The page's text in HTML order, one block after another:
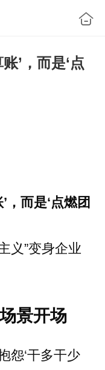
’，而是‘点
，而是‘点燃团
义”变身企业
景开场
怨‘干多干少